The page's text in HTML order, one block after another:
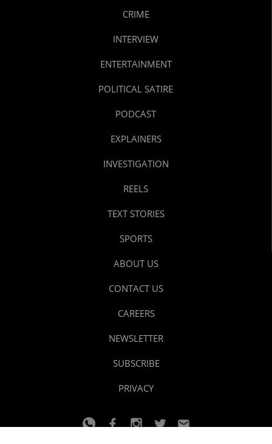
CRIME
INTERVIEW
ENTERTAINMENT
POLITICAL SATIRE
PODCAST
EXPLAINERS
INVESTIGATION
REELS
TEXT STORIES
SPORTS
ABOUT US
CONTACT US
CAREERS
NEWSLETTER
SUBSCRIBE
PRIVACY